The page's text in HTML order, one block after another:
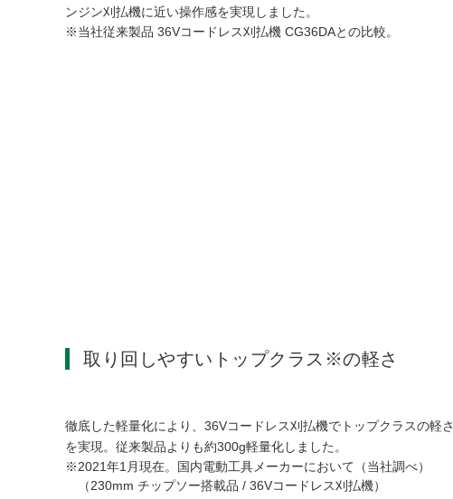
ンジン刈払機に近い操作感を実現しました。
当社従来製品 36Vコードレス刈払機 CG36DAとの比較。
取り回しやすいトップクラス※の軽さ
徹底した軽量化により、36Vコードレス刈払機でトップクラスの軽さ
を実現。従来製品よりも約300g軽量化しました。
2021年1月現在。国内電動工具メーカーにおいて（当社調べ）
（230mm チップソー搭載品 / 36Vコードレス刈払機）